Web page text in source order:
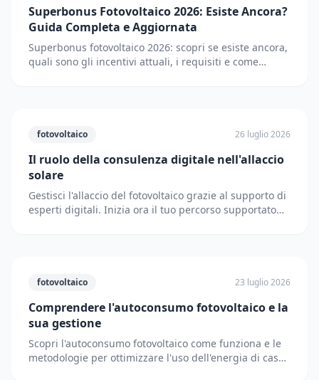
Superbonus Fotovoltaico 2026: Esiste Ancora?
Guida Completa e Aggiornata
Superbonus fotovoltaico 2026: scopri se esiste ancora,
quali sono gli incentivi attuali, i requisiti e come
fotovoltaico 26 luglio 2026
Il ruolo della consulenza digitale nell'allaccio
solare
Gestisci l'allaccio del fotovoltaico grazie al supporto di
esperti digitali. Inizia ora il tuo percorso supportato
fotovoltaico 23 luglio 2026
Comprendere l'autoconsumo fotovoltaico e la
sua gestione
Scopri l'autoconsumo fotovoltaico come funziona e le
metodologie per ottimizzare l'uso dell'energia di casa